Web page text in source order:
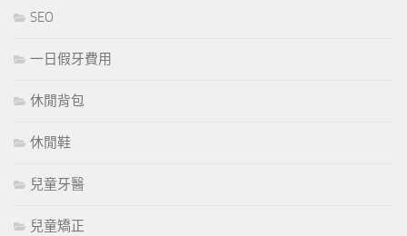
SEO
一日假牙費用
休閒背包
休閒鞋
兒童牙醫
兒童矯正